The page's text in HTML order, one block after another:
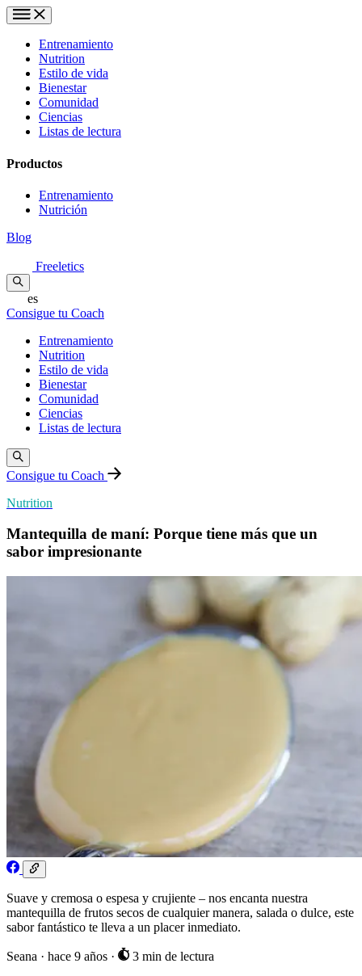
Entrenamiento
Nutrition
Estilo de vida
Bienestar
Comunidad
Ciencias
Listas de lectura
Productos
Entrenamiento
Nutrición
Blog
Freeletics
es
Consigue tu Coach
Entrenamiento
Nutrition
Estilo de vida
Bienestar
Comunidad
Ciencias
Listas de lectura
Consigue tu Coach
Nutrition
Mantequilla de maní: Porque tiene más que un
sabor impresionante
Suave y cremosa o espesa y crujiente – nos encanta nuestra
mantequilla de frutos secos de cualquier manera, salada o dulce, este
sabor fantástico te lleva a un placer inmediato.
Seana · hace 9 años · 3 min de lectura